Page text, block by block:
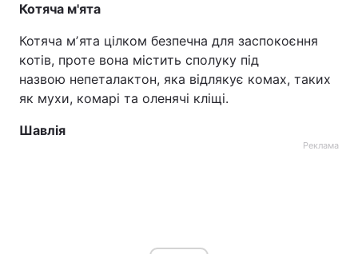
Котяча м'ята
Котяча мʼята цілком безпечна для заспокоєння
котів, проте вона містить сполуку під
назвою непеталактон, яка відлякує комах, таких
як мухи, комарі та оленячі кліщі.
Шавлія
Реклама